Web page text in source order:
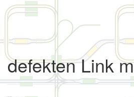
defekten Link